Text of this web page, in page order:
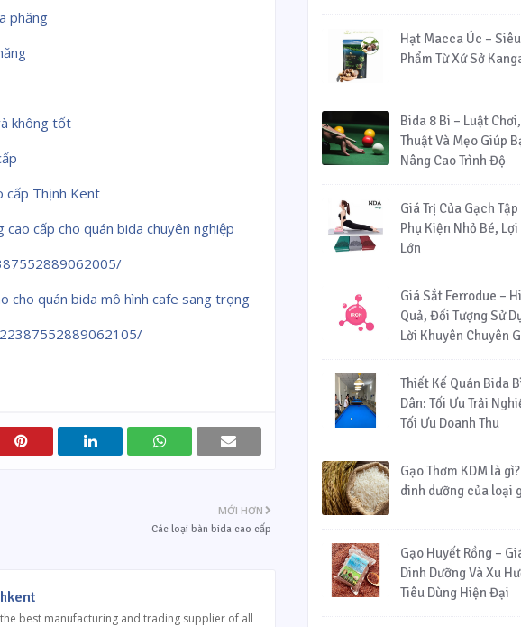
phăng
không tốt
cấp Thịnh Kent
cấp cho quán bida chuyên nghiệp
cho quán bida mô hình cafe sang trọng
MỚI HƠN
Các loại bàn bida cao cấp
best manufacturing and trading supplier of all
Hạt Macca Úc –
Phẩm Từ Xứ Sở
Bida 8 Bi – Luật
Thuật Và Mẹo Giúp
Nâng Cao Trình Độ
Giá Trị Của Gạch Tập
Phụ Kiện Nhỏ Bé, Lợi
Lớn
Giá Sắt Ferrodue –
Quả, Đối Tượng Sử
Lời Khuyên Chuyên
Thiết Kế Quán Bida
Dân: Tối Ưu Trải
Tối Ưu Doanh Thu
Gạo Thơm KDM là
dinh dưỡng của loại
Gạo Huyết Rồng –
Dinh Dưỡng Và Xu
Tiêu Dùng Hiện Đại